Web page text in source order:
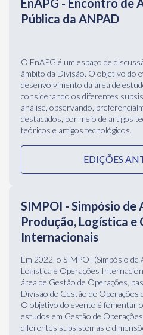
considerando os diferentes
análise, observando,
EDIÇÕES
SIMPOI - Simpósio de
Produção, Logística e
Internacionais
Em 2022, o SIMPOI (Simpósio de
Divisão de Gestão de Operações
O objetivo do evento é fomentar
estudos em Gestão de
diferentes subsistemas e
meio de artigos teórico-
tecnológicos.
EDIÇÕES